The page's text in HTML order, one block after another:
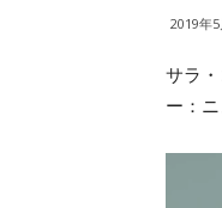
2019年5
サラ
ー：